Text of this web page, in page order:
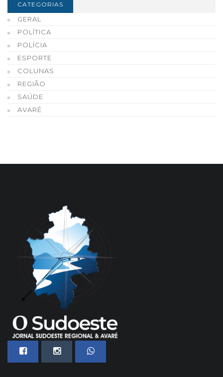
CATEGORIAS
GERAL
POLÍTICA
POLÍCIA
ESPORTE
COLUNAS
REGIÃO
SAÚDE
AVARÉ